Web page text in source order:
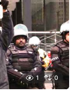
1 0